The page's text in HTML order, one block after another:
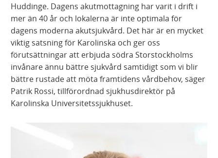
Huddinge. Dagens akutmottagning har varit i drift i
mer än 40 år och lokalerna är inte optimala för
dagens moderna akutsjukvård. Det här är en mycket
viktig satsning för Karolinska och ger oss
förutsättningar att erbjuda södra Storstockholms
invånare ännu bättre sjukvård samtidigt som vi blir
bättre rustade att möta framtidens vårdbehov, säger
Patrik Rossi, tillförordnad sjukhusdirektör på
Karolinska Universitetssjukhuset.